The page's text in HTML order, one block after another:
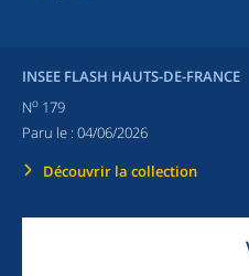
INSEE FLASH HAUTS-DE-FRANCE
No 179
Paru le : 04/06/2026
Découvrir la collection